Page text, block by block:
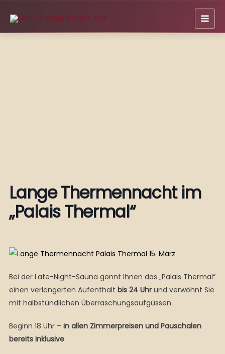
Inhalt
springen
Lange Thermennacht im
„Palais Thermal“
Bei der Late-Night-Sauna gönnt Ihnen das „Palais Thermal“
einen verlängerten Aufenthalt bis 24 Uhrund verwöhnt Sie
mit halbstündlichen Überraschungsaufgüssen.
Beginn 18 Uhr – in allen Zimmerpreisen und Pauschalen
bereits inklusive